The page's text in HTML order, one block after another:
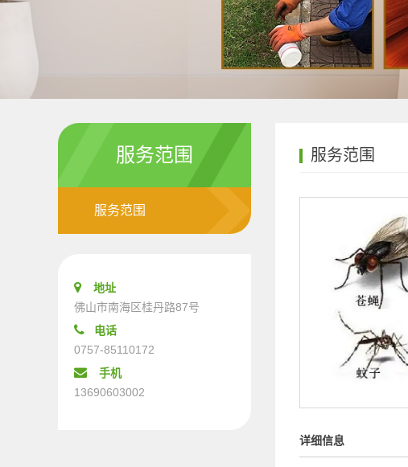
服务范围
服务范围
地址
佛山市南海区桂丹路87号
电话
0757-85110172
手机
13690603002
服务范围
详细信息